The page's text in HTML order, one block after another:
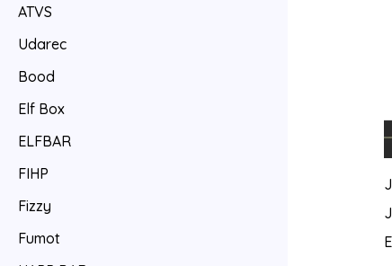
ATVS
Udarec
Bood
Elf Box
ELFBAR
FIHP
Fizzy
Fumot